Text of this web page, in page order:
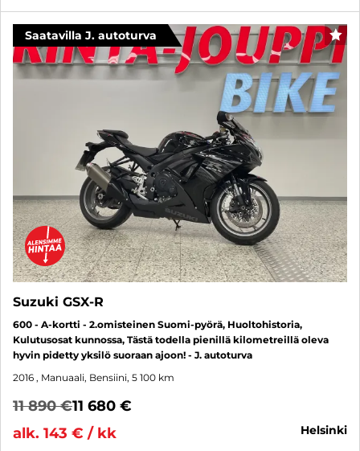
Saatavilla J. autoturva
Suzuki GSX-R
600 - A-kortti - 2.omisteinen Suomi-pyörä, Huoltohistoria,
Kulutusosat kunnossa, Tästä todella pienillä kilometreillä oleva
hyvin pidetty yksilö suoraan ajoon! - J. autoturva
2016 , Manuaali, Bensiini, 5 100 km
11 890 €11 680 €
alk. 143 € / kk
helsinki